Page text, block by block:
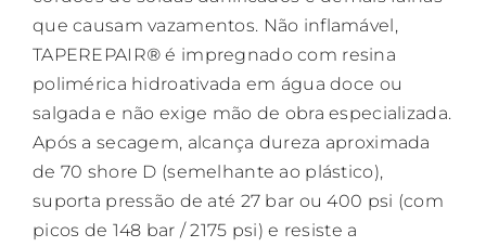
que causam vazamentos. Não inflamável,
TAPEREPAIR® é impregnado com resina
polimérica hidroativada em água doce ou
salgada e não exige mão de obra especializada.
Após a secagem, alcança dureza aproximada
de 70 shore D (semelhante ao plástico),
suporta pressão de até 27 bar ou 400 psi (com
picos de 148 bar / 2175 psi) e resiste a